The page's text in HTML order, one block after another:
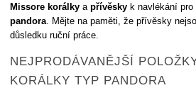
Missore korálkya přívěskyk navlékání
pandora . Mějte na paměti, že přívěsky
důsledku ruční práce.
NEJPRODÁVANĚJŠÍ
KORÁLKY TYP PANDORA